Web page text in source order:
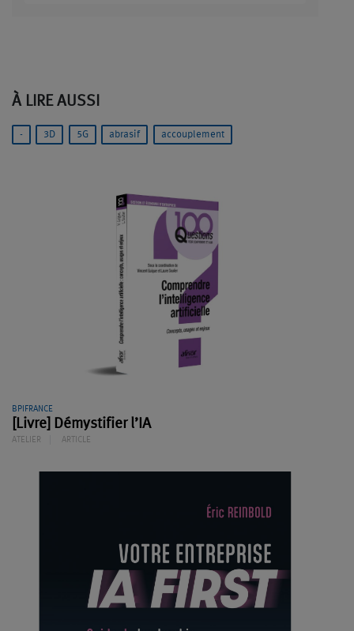
À LIRE AUSSI
- 3D 5G abrasif accouplement
BPIFRANCE
[Livre] Démystifier l’IA
ATELIER ARTICLE